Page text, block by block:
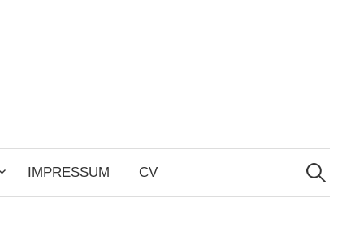
IMPRESSUM CV
Search
for: